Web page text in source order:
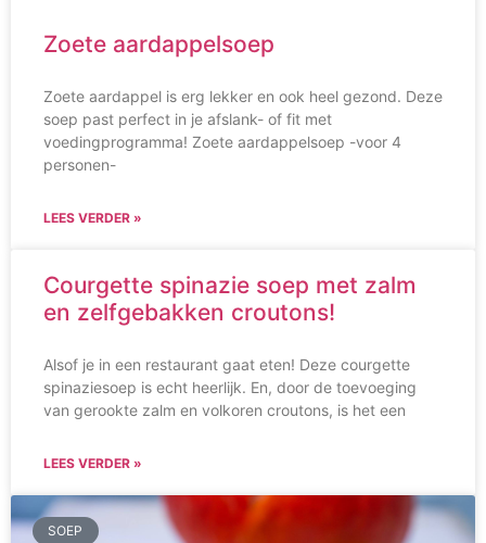
Zoete aardappelsoep
Zoete aardappel is erg lekker en ook heel gezond. Deze
soep past perfect in je afslank- of fit met
voedingprogramma! Zoete aardappelsoep -voor 4
personen-
LEES VERDER »
Courgette spinazie soep met zalm
en zelfgebakken croutons!
Alsof je in een restaurant gaat eten! Deze courgette
spinaziesoep is echt heerlijk. En, door de toevoeging
van gerookte zalm en volkoren croutons, is het een
LEES VERDER »
SOEP